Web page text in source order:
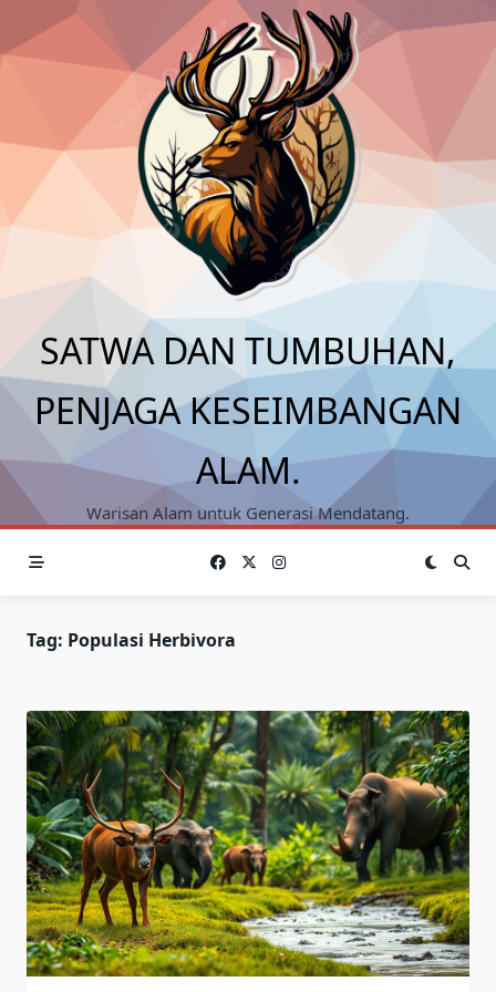
content
SATWA DAN TUMBUHAN,
PENJAGA KESEIMBANGAN
ALAM.
Warisan Alam untuk Generasi Mendatang.
Tag: Populasi Herbivora